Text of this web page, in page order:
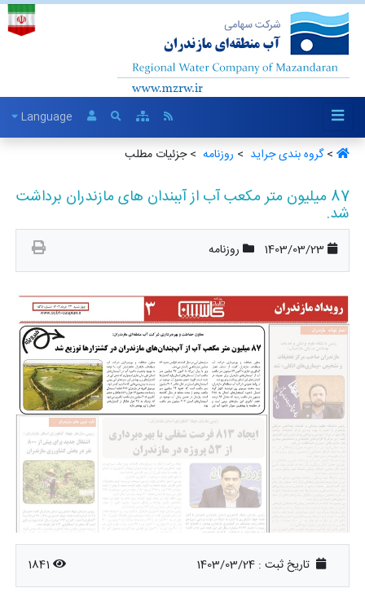
Language
>گروه بندی جراید ‏ > روزنامه ‏ > جزئیات مطلب
87 میلیون متر مکعب آب از آببندان های مازندران برداشت
شد.
1403/03/23 روزنامه
تاریخ ثبت :1403/03/24
1841